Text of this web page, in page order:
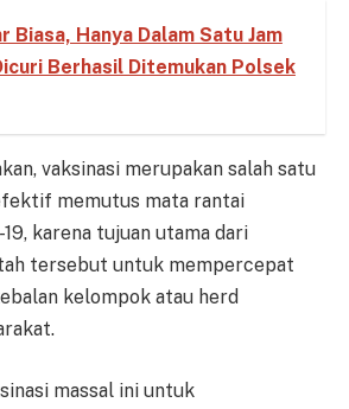
Biasa, Hanya Dalam Satu Jam
Berhasil Ditemukan Polsek
vaksinasi merupakan salah satu
memutus mata rantai
karena tujuan utama dari
tersebut untuk mempercepat
kelompok atau herd
massal ini untuk